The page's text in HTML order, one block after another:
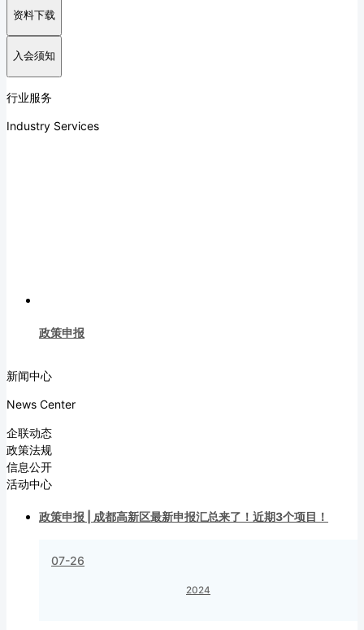
资料下载
入会须知
行业服务
Industry Services
政策申报
新闻中心
News Center
企联动态
政策法规
信息公开
活动中心
政策申报 | 成都高新区最新申报汇总来了！近期3个项目！
07-26
2024